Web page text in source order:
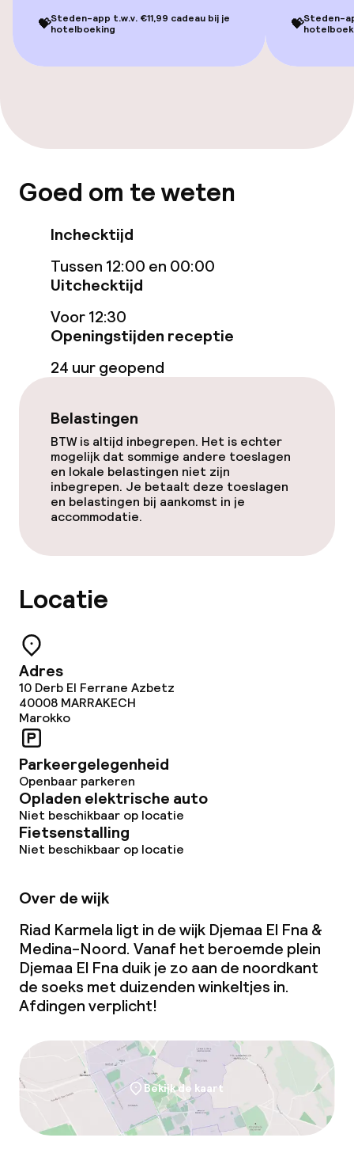
Terras
Eet- en drinkdiensten
Ontbijtbuffet
Roomservice
Schoonmaakvoorzieningen
Beleid
Uitsluitend volwassenen
💝Steden-app t.w.v. €11,99 cadeau bij je
hotelboeking
💝Steden-
Goed om te weten
Inchecktijd
Tussen 12:00 en 00:00
Uitchecktijd
Voor 12:30
Openingstijden receptie
24 uur geopend
Belastingen
BTW is altijd inbegrepen. Het is echter
mogelijk dat sommige andere toeslagen
en lokale belastingen niet zijn
inbegrepen. Je betaalt deze toeslagen
en belastingen bij aankomst in je
accommodatie.
Locatie
Adres
10 Derb El Ferrane Azbetz
40008 MARRAKECH
Marokko
Parkeergelegenheid
Openbaar parkeren
Opladen elektrische auto
Niet beschikbaar op locatie
Fietsenstalling
Niet beschikbaar op locatie
Over de wijk
Riad Karmela ligt in de wijk Djemaa El Fna &
Medina-Noord. Vanaf het beroemde plein
Djemaa El Fna duik je zo aan de noordkant
de soeks met duizenden winkeltjes in.
Afdingen verplicht!
Bekijk de kaart